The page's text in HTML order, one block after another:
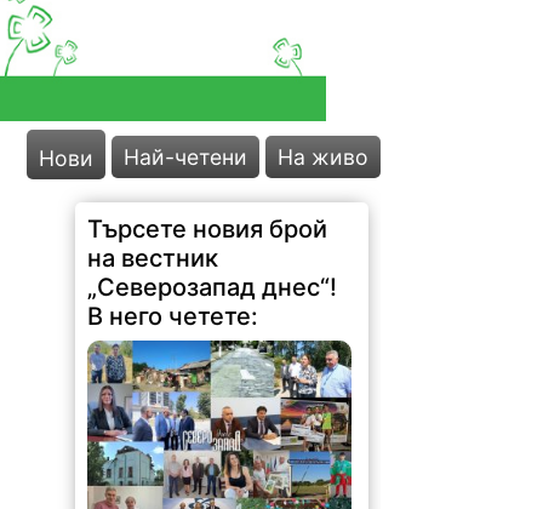
Нови Най-четени На живо
Търсете новия брой
на вестник
„Северозапад днес“!
В него четете: